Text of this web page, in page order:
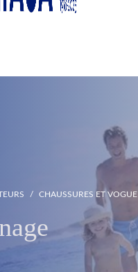
CHAUSSURES ET VOGUE